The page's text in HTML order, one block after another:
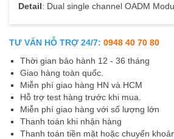
Detail: Dual single channel OADM
TƯ VẤN HỖ TRỢ 24/7: 0948 40 70 80
Thời gian bảo hành 12 - 36 tháng
Giao hàng toàn quốc.
Miễn phí giao hàng HN và HCM
Hỗ trợ test hàng trước khi mua.
Miễn phí giao hàng với số lượng lớn
Thanh toán khi nhận hàng
Thanh toán tiền mặt hoặc chuyển